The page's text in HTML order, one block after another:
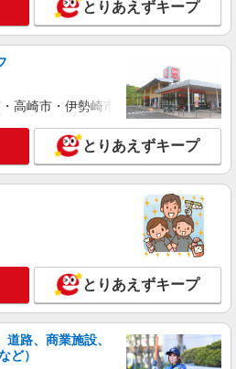
販売【ソフトバンク】
円〜1450円（経験・能力による） ※
★交通費別途支給（規定あり） ゜
・゜+゜・。○。・゜+゜ 入社祝い金10
週払い可能（規程
。○。・゜+゜・。○。・゜+゜
るま市の家電量販店
詳細を見る
詳しくなれる携帯販売
円〜1450円（経験・能力による） ※
★交通費別途支給（規定あり） ゜
・゜+゜・。○。・゜+゜ 入社祝い金10
頂くと, インセンテ
週払い可能（規程
。○。・゜+゜・。○。・゜+゜
うるま市の家電量販店
詳細を見る
とりあえずキープ
高崎市・伊勢崎市・太田市・館林市
とりあえずキープ
とりあえずキープ
路、商業施設、
ど）